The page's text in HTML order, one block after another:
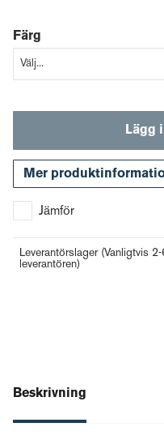
Färg
Lägg
Mer
Jämför
Leverantörslager (Vanligtvis
leverantören)
Beskrivning